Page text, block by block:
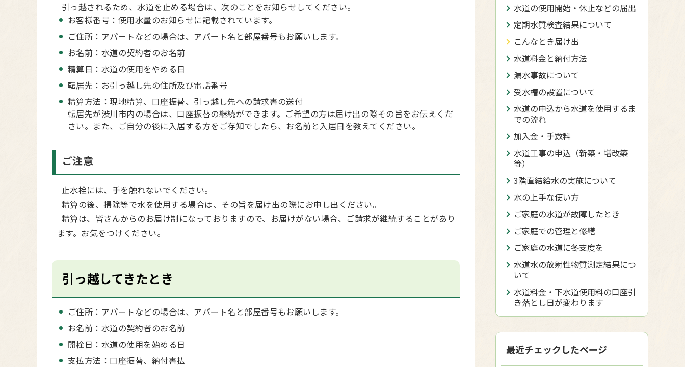
引っ越されるため、水道を止める場合は、次のことをお知らせしてください。
お客様番号：使用水量のお知らせに記載されています。
ご住所：アパートなどの場合は、アパート名と部屋番号もお願いします。
お名前：水道の契約者のお名前
精算日：水道の使用をやめる日
転居先：お引っ越し先の住所及び電話番号
精算方法：現地精算、口座振替、引っ越し先への請求書の送付
転居先が渋川市内の場合は、口座振替の継続ができます。ご希望の方は届け出の際その旨をお伝えくだ
さい。また、ご自分の後に入居する方をご存知でしたら、お名前と入居日を教えてください。
ご注意
止水栓には、手を触れないでください。
精算の後、掃除等で水を使用する場合は、その旨を届け出の際にお申し出ください。
精算は、皆さんからのお届け制になっておりますので、お届けがない場合、ご請求が継続することがあり
ます。お気をつけください。
引っ越してきたとき
ご住所：アパートなどの場合は、アパート名と部屋番号もお願いします。
お名前：水道の契約者のお名前
開栓日：水道の使用を始める日
支払方法：口座振替、納付書払
水道の使用開始・休止などの届出
定期水質検査結果について
こんなとき届け出
水道料金と納付方法
漏水事故について
受水槽の設置について
水道の申込から水道を使用するま
での流れ
加入金・手数料
水道工事の申込（新築・増改築
等）
3階直結給水の実施について
水の上手な使い方
ご家庭の水道が故障したとき
ご家庭での管理と修繕
ご家庭の水道に冬支度を
水道水の放射性物質測定結果につ
いて
水道料金・下水道使用料の口座引
き落とし日が変わります
最近チェックしたページ